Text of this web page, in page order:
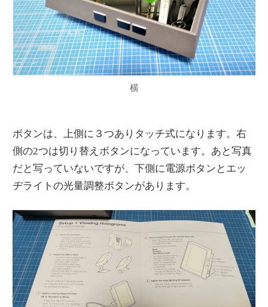
横
ボタンは、上側に３つありタッチ式になります。右
側の2つは切り替えボタンになっています。あと写真
だと写っていないですが、下側に電源ボタンとエッ
ヂライトの光量調整ボタンがあります。